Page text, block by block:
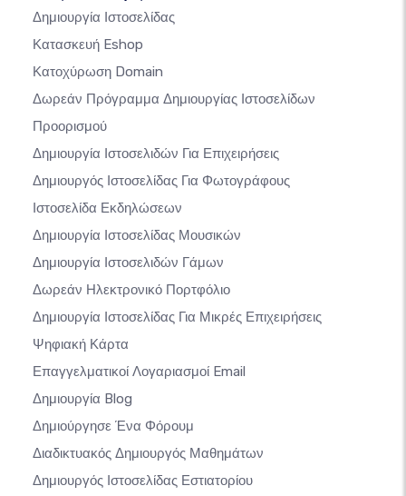
Δημιουργία Ιστοσελίδας
Κατασκευή Eshop
Κατοχύρωση Domain
Δωρεάν Πρόγραμμα Δημιουργίας Ιστοσελίδων
Προορισμού
Δημιουργία Ιστοσελιδών Για Επιχειρήσεις
Δημιουργός Ιστοσελίδας Για Φωτογράφους
Ιστοσελίδα Εκδηλώσεων
Δημιουργία Ιστοσελίδας Μουσικών
Δημιουργία Ιστοσελιδών Γάμων
Δωρεάν Ηλεκτρονικό Πορτφόλιο
Δημιουργία Ιστοσελίδας Για Μικρές Επιχειρήσεις
Ψηφιακή Κάρτα
Επαγγελματικοί Λογαριασμοί Email
Δημιουργία Blog
Δημιούργησε Ένα Φόρουμ
Διαδικτυακός Δημιουργός Μαθημάτων
Δημιουργός Ιστοσελίδας Εστιατορίου